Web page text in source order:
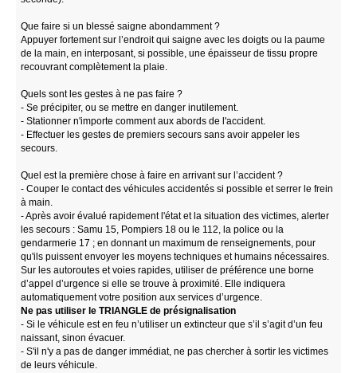
Que faire si un blessé saigne abondamment ?
Appuyer fortement sur l’endroit qui saigne avec les doigts ou la paume
de la main, en interposant, si possible, une épaisseur de tissu propre
recouvrant complètement la plaie.
Quels sont les gestes à ne pas faire ?
- Se précipiter, ou se mettre en danger inutilement.
- Stationner n'importe comment aux abords de l'accident.
- Effectuer les gestes de premiers secours sans avoir appeler les
secours.
Quel est la première chose à faire en arrivant sur l’accident ?
- Couper le contact des véhicules accidentés si possible et serrer le frein
à main.
- Après avoir évalué rapidement l'état et la situation des victimes, alerter
les secours : Samu 15, Pompiers 18 ou le 112, la police ou la
gendarmerie 17 ; en donnant un maximum de renseignements, pour
qu'ils puissent envoyer les moyens techniques et humains nécessaires.
Sur les autoroutes et voies rapides, utiliser de préférence une borne
d’appel d’urgence si elle se trouve à proximité. Elle indiquera
automatiquement votre position aux services d’urgence.
Ne pas utiliser le TRIANGLE de présignalisation
- Si le véhicule est en feu n’utiliser un extincteur que s’il s’agit d’un feu
naissant, sinon évacuer.
- S'il n'y a pas de danger immédiat, ne pas chercher à sortir les victimes
de leurs véhicule.